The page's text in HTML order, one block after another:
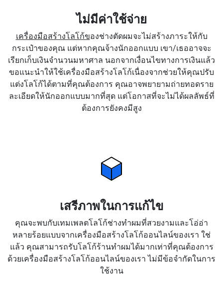
ไม่มีค่าใช้จ่าย
เครื่องมือสร้างโลโก้ของช่างตัดผมจะไม่สร้างภาระให้กับ
กระเป๋าของคุณ แต่หากคุณจ้างนักออกแบบ เขา/เธออาจจะ
เรียกเก็บเงินจำนวนมหาศาล นอกจากเงื่อนไขทางการเงินแล้ว
ขอแนะนำให้ใช้เครื่องมือสร้างโลโก้เนื่องจากช่วยให้คุณปรับ
แต่งโลโก้ได้ตามที่คุณต้องการ คุณอาจพยายามถ่ายทอดราย
ละเอียดให้นักออกแบบมากที่สุด แต่โอกาสที่จะไม่ได้ผลลัพธ์ที่
ต้องการยังคงมีสูง
เสรีภาพในการแก้ไข
คุณจะพบกับเทมเพลตโลโก้ช่างทำผมที่สวยงามและโอ่อ่า
หลายร้อยแบบจากเครื่องมือสร้างโลโก้ออนไลน์ของเรา ใช่
แล้ว คุณสามารถรับโลโก้ร้านทำผมได้มากเท่าที่คุณต้องการ
ด้วยเครื่องมือสร้างโลโก้ออนไลน์ของเรา ไม่มีข้อจำกัดในการ
ใช้งาน